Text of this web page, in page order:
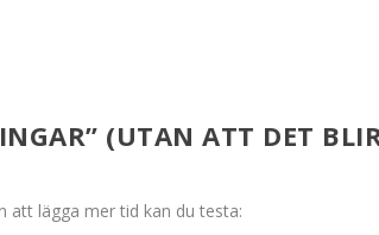
(UTAN ATT DET
att lägga mer tid kan du testa: